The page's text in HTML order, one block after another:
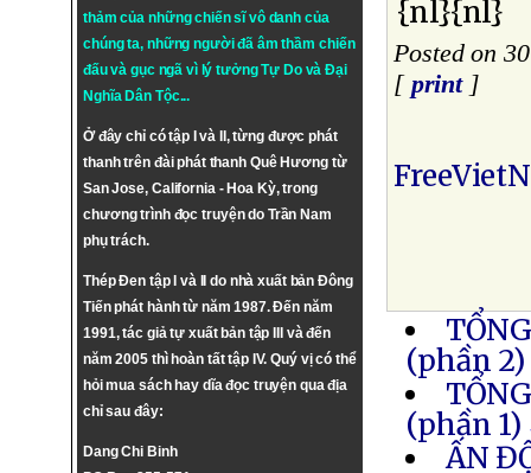
thảm của những chiến sĩ vô danh của
chúng ta, những người đã âm thầm chiến
đấu và gục ngã vì lý tưởngTự DovàĐại
Nghĩa Dân Tộc...
Ở đây chỉ có tập I và II, từng được phát
thanh trên đài phát thanh Quê Hương từ
San Jose, California - Hoa Kỳ, trong
chương trình đọc truyện do Trần Nam
phụ trách.
Thép Đen tập I và II do nhà xuất bản Đông
Tiến phát hành từ năm 1987. Đến năm
1991, tác giả tự xuất bản tập III và đến
năm 2005 thì hoàn tất tập IV. Quý vị có thể
hỏi mua sách hay dĩa đọc truyện qua địa
chỉ sau đây:
Dang Chi Binh
{nl}{nl}
Posted on
[ print]
(phần 2)
(phần 1)
ẤN